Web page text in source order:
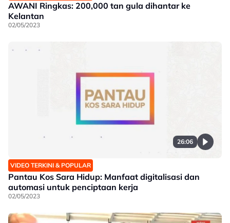
AWANI Ringkas: 200,000 tan gula dihantar ke
Kelantan
02/05/2023
26:06
VIDEO TERKINI & POPULAR
Pantau Kos Sara Hidup: Manfaat digitalisasi dan
automasi untuk penciptaan kerja
02/05/2023